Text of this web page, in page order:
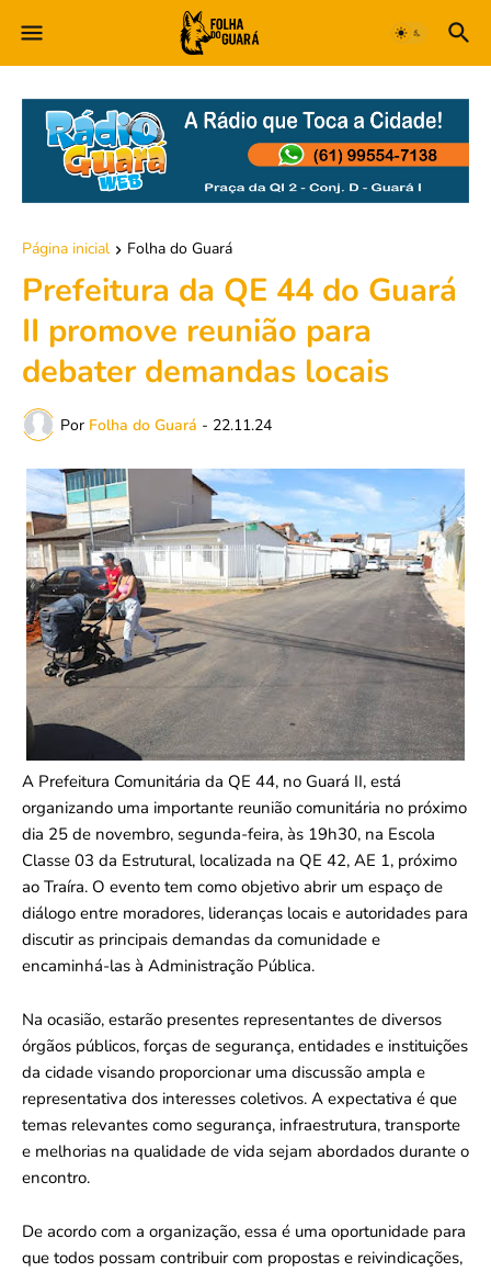
Página inicial Folha do Guará
Prefeitura da QE 44 do Guará
II promove reunião para
debater demandas locais
Por Folha do Guará - 22.11.24
A Prefeitura Comunitária da QE 44, no Guará II, está
organizando uma importante reunião comunitária no próximo
dia 25 de novembro, segunda-feira, às 19h30, na Escola
Classe 03 da Estrutural, localizada na QE 42, AE 1, próximo
ao Traíra. O evento tem como objetivo abrir um espaço de
diálogo entre moradores, lideranças locais e autoridades para
discutir as principais demandas da comunidade e
encaminhá-las à Administração Pública.
Na ocasião, estarão presentes representantes de diversos
órgãos públicos, forças de segurança, entidades e instituições
da cidade visando proporcionar uma discussão ampla e
representativa dos interesses coletivos. A expectativa é que
temas relevantes como segurança, infraestrutura, transporte
e melhorias na qualidade de vida sejam abordados durante o
encontro.
De acordo com a organização, essa é uma oportunidade para
que todos possam contribuir com propostas e reivindicações,